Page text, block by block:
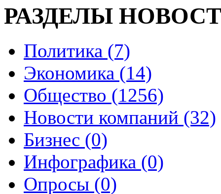
РАЗДЕЛЫ
Политика (7)
Экономика (14)
Общество (1256)
Новости компаний (32)
Бизнес (0)
Инфографика (0)
Опросы (0)